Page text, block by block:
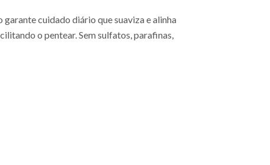
cuidado diário que suaviza e alinha
o pentear. Sem sulfatos, parafinas,